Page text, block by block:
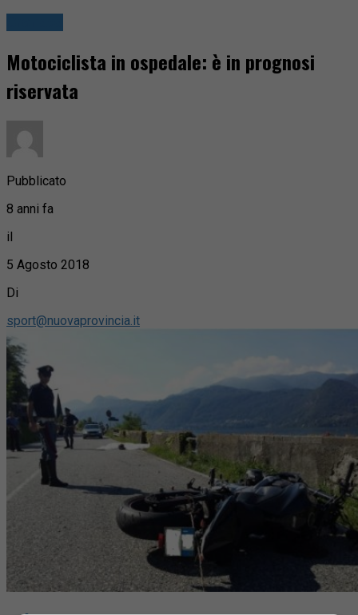
Motociclista in ospedale: è in prognosi
riservata
Pubblicato
8 anni fa
il
5 Agosto 2018
Di
sport@nuovaprovincia.it